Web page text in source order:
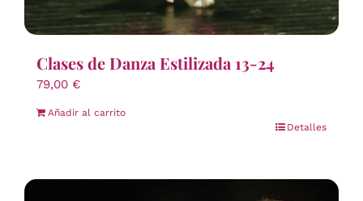
Clases de Danza Estilizada 13-24
79,00 €
Añadir al carrito
Detalles